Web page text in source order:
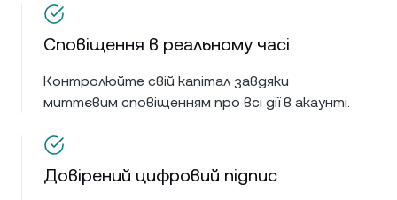
Сповіщення в реальному часі
Контролюйте свій капітал завдяки
миттєвим сповіщенням про всі дії в акаунті.
Довірений цифровий підпис